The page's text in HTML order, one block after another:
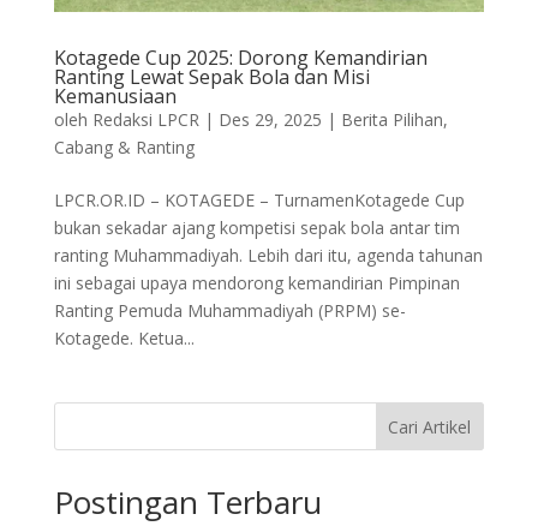
Kotagede Cup 2025: Dorong Kemandirian
Ranting Lewat Sepak Bola dan Misi
Kemanusiaan
oleh Redaksi LPCR| Des 29, 2025 | Berita Pilihan,
Cabang & Ranting
LPCR.OR.ID – KOTAGEDE – TurnamenKotagede Cup
bukan sekadar ajang kompetisi sepak bola antar tim
ranting Muhammadiyah. Lebih dari itu, agenda tahunan
ini sebagai upaya mendorong kemandirian Pimpinan
Ranting Pemuda Muhammadiyah (PRPM) se-
Kotagede. Ketua...
Cari Artikel
Postingan Terbaru